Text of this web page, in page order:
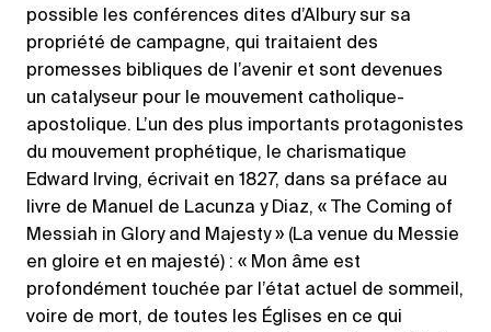
possible les conférences dites d’Albury sur sa
propriété de campagne, qui traitaient des
promesses bibliques de l’avenir et sont devenues
un catalyseur pour le mouvement catholique-
apostolique. L’un des plus importants protagonistes
du mouvement prophétique, le charismatique
Edward Irving, écrivait en 1827, dans sa préface au
livre de Manuel de Lacunza y Diaz, « The Coming of
Messiah in Glory and Majesty » (La venue du Messie
en gloire et en majesté) : « Mon âme est
profondément touchée par l’état actuel de sommeil,
voire de mort, de toutes les Églises en ce qui